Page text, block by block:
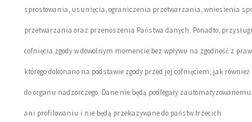
sprostowania, usunięcia, ograniczenia przetwarzania, wniesienia
przetwarzania oraz przenoszenia Państwa danych. Ponadto,
cofnięcia zgody w dowolnym momencie bez wpływu na zgodność z
którego dokonano na podstawie zgody przed jej cofnięciem, jak również
do organu nadzorczego. Dane nie będą podlegały
ani profilowaniu i nie będą przekazywane do państw trzecich.